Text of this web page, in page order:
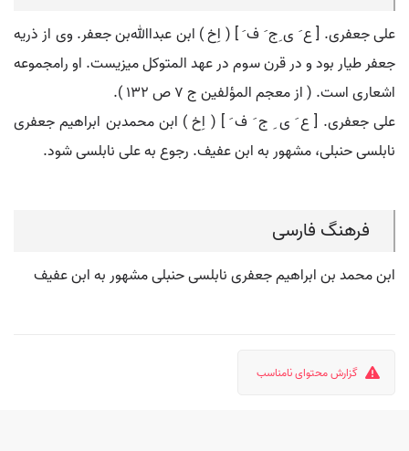
علی جعفری. [ ع َ ی ِج َ ف َ ] ( اِخ ) ابن عبداﷲبن جعفر. وی از ذریه
جعفر طیار بود و در قرن سوم در عهد المتوکل میزیست. او رامجموعه
اشعاری است. ( از معجم المؤلفین ج 7 ص 132 ).
علی جعفری. [ ع َ ی ِ ج َ ف َ ] ( اِخ ) ابن محمدبن ابراهیم جعفری
نابلسی حنبلی، مشهور به ابن عفیف. رجوع به علی نابلسی شود.
فرهنگ فارسی
ابن محمد بن ابراهیم جعفری نابلسی حنبلی مشهور به ابن عفیف
گزارش محتوای نامناسب